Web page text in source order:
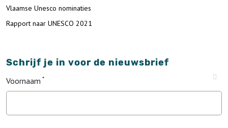
Vlaamse Unesco nominaties
Rapport naar UNESCO 2021
Schrijf je in voor de nieuwsbrief
Voornaam